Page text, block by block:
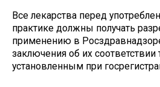
Все лекарства перед
практике должны получать
применению в
заключения об их соответствии
установленным при